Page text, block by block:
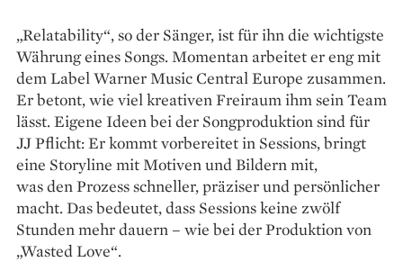
„Relatability“, so der Sänger, ist für ihn die wichtigste
Währung eines Songs. Momentan arbeitet er eng mit
dem Label Warner Music Central Europe ­zusammen.
Er betont, wie viel kreativen Freiraum ihm sein Team
lässt. Eigene Ideen bei der Songproduktion sind für
JJ Pflicht: Er kommt vorbereitet in Sessions, bringt
eine Storyline mit Motiven und Bildern mit,
was den Prozess schneller, präziser und persönlicher
macht. Das bedeutet, dass Sessions keine zwölf
Stunden mehr dauern – wie bei der Produktion von
„Wasted Love“.